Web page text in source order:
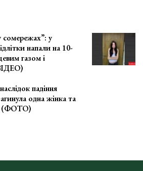
сомережах”: у
напали на 10-
газом і
падіння
одна жінка та
(ФОТО)